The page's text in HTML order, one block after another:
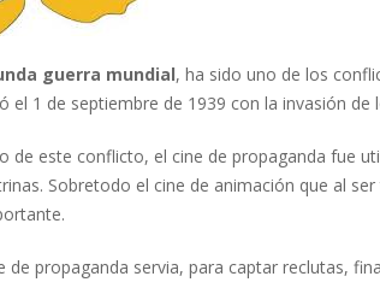
guerra mundial, ha sido uno de los
el 1 de septiembre de 1939 con la invasión
de este conflicto, el cine de propaganda fue
Sobretodo el cine de animación que al
de propaganda servia, para captar reclutas,